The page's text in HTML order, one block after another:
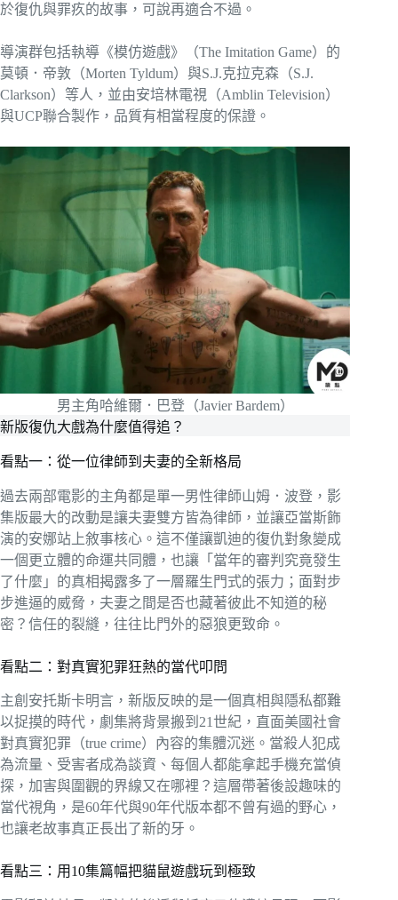
於復仇與罪疚的故事，可說再適合不過。
導演群包括執導《模仿遊戲》（The Imitation Game）的
莫頓．帝敦（Morten Tyldum）與S.J.克拉克森（S.J.
Clarkson）等人，並由安培林電視（Amblin Television）
與UCP聯合製作，品質有相當程度的保證。
男主角哈維爾．巴登（Javier Bardem）
新版復仇大戲為什麼值得追？
看點一：從一位律師到夫妻的全新格局
過去兩部電影的主角都是單一男性律師山姆．波登，影
集版最大的改動是讓夫妻雙方皆為律師，並讓亞當斯飾
演的安娜站上敘事核心。這不僅讓凱迪的復仇對象變成
一個更立體的命運共同體，也讓「當年的審判究竟發生
了什麼」的真相揭露多了一層羅生門式的張力；面對步
步進逼的威脅，夫妻之間是否也藏著彼此不知道的秘
密？信任的裂縫，往往比門外的惡狼更致命。
看點二：對真實犯罪狂熱的當代叩問
主創安托斯卡明言，新版反映的是一個真相與隱私都難
以捉摸的時代，劇集將背景搬到21世紀，直面美國社會
對真實犯罪（true crime）內容的集體沉迷。當殺人犯成
為流量、受害者成為談資、每個人都能拿起手機充當偵
探，加害與圍觀的界線又在哪裡？這層帶著後設趣味的
當代視角，是60年代與90年代版本都不曾有過的野心，
也讓老故事真正長出了新的牙。
看點三：用10集篇幅把貓鼠遊戲玩到極致